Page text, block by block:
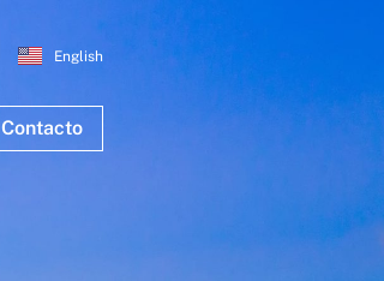
English
Contacto